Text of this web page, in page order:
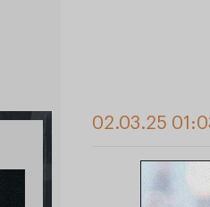
02.03.25